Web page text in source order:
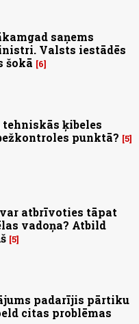
saņems
Valsts iestādēs
šokā
6
ķibeles
punktā? 5
atbrīvoties tāpat
vadoņa? Atbild
5
padarījis pārtiku
citas problēmas